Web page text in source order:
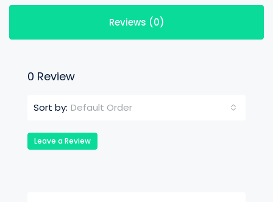
Reviews (0)
0 Review
Sort by: Default Order
Leave a Review